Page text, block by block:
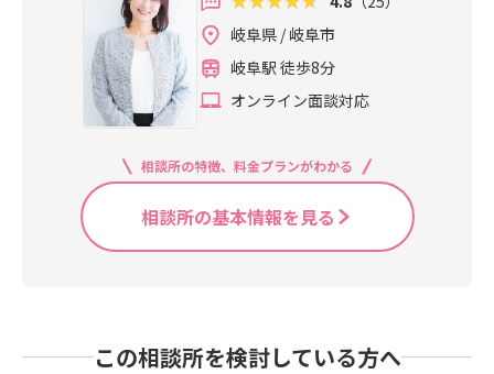
岐阜県 / 岐阜市
岐阜駅 徒歩8分
オンライン面談対応
相談所の特徴、料金プランがわかる
相談所の基本情報を見る
この相談所を検討している方へ